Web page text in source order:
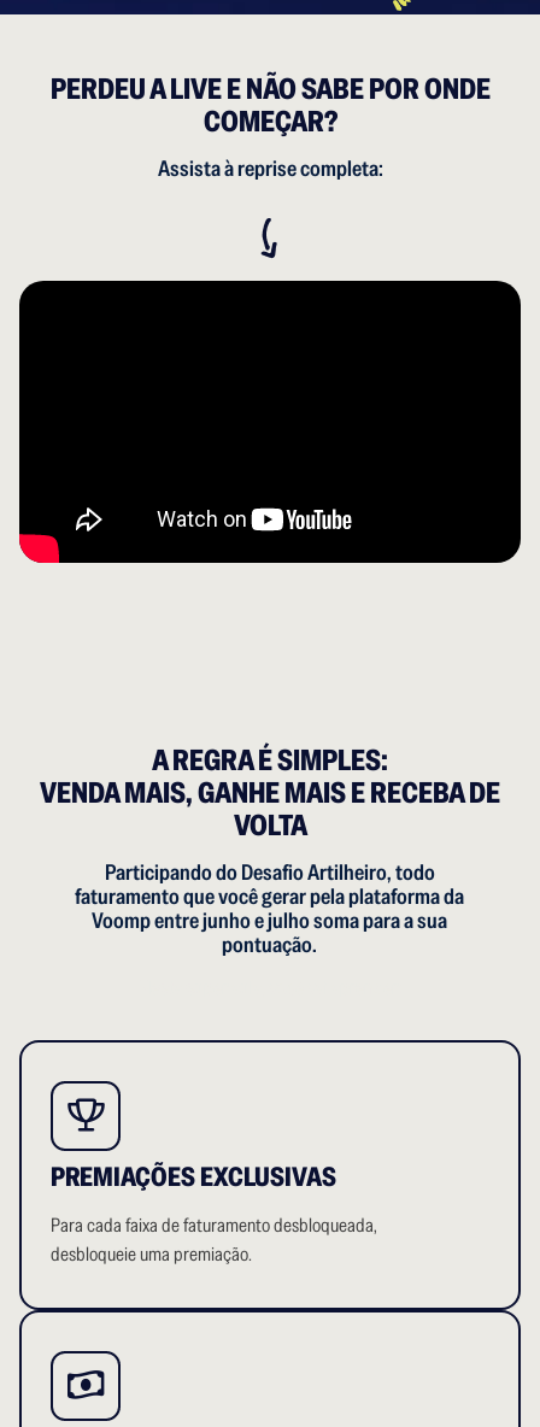
PERDEU A LIVE E NÃO SABE POR ONDE
COMEÇAR?
Assista à reprise completa:
A REGRA É SIMPLES:
VENDA MAIS, GANHE MAIS E RECEBA DE
VOLTA
Participando do Desafio Artilheiro, todo
faturamento que você gerar pela plataforma da
Voomp entre junho e julho soma para a sua
pontuação.
PREMIAÇÕES EXCLUSIVAS
Para cada faixa de faturamento desbloqueada,
desbloqueie uma premiação.